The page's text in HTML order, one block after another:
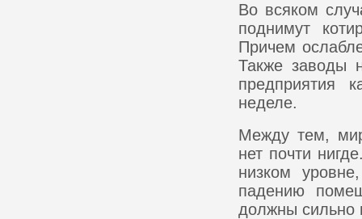
Во всяком
поднимут
Причем
Также заводы
предприятия
неделе.
Между тем,
нет почти
низком
падению
должны сильно